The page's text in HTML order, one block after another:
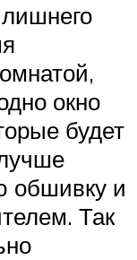
окно
будет
обшивку и
Так